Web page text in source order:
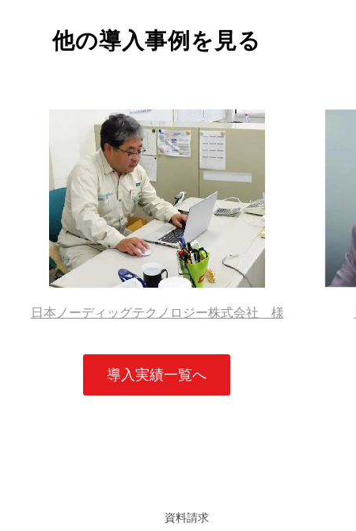
他の導入事例を見る
日本ノーディッグテクノロジー株式会社 様
導入実績一覧へ
資料請求